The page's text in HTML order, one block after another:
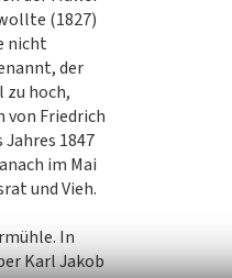
(1827)
nicht
der
hoch,
von Friedrich
1847
im Mai
und Vieh.
In
Karl Jakob